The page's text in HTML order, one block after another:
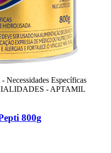
Necessidades Específicas
- APTAMIL
800g